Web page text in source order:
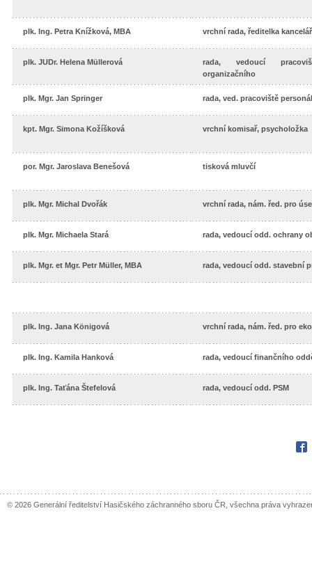
plk. Ing. Petra Knížková, MBA vrchní rada, ředitelka
plk. JUDr. Helena Müllerová
rada, vedoucí
organizačního
plk. Mgr. Jan Springer rada, ved. pracoviště
kpt. Mgr. Simona Kožíšková vrchní komisař, psycholožka
por. Mgr. Jaroslava Benešová tisková mluvčí
plk. Mgr. Michal Dvořák vrchní rada, nám. řed. pro
plk. Mgr. Michaela Stará rada, vedoucí odd. ochrany
plk. Mgr. et Mgr. Petr Müller, MBA rada, vedoucí odd. stavební
plk. Ing. Jana Königová vrchní rada, nám. řed. pro
plk. Ing. Kamila Hanková rada, vedoucí finančního
plk. Ing. Taťána Štefelová rada, vedoucí odd. PSM
© 2026 Generální ředitelství Hasičského záchranného sboru ČR, všechna práva